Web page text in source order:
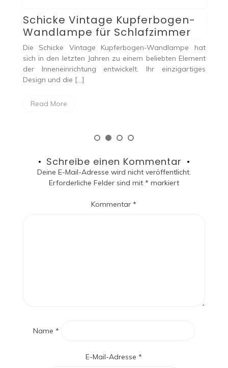
Wandlampe hat
beliebten Element
Ihr einzigartiges
Leitfaden für stilvolle
Beleuchtung
Die Beleuchtung stellt einen essentiellen
Innenarchitektur dar. Sie erfüllt nicht
Funktion der
Schreibe einen Kommentar
Deine E-Mail-Adresse wird nicht veröffentlicht.
Erforderliche Felder sind mit * markiert
Kommentar*
Name *
E-Mail-Adresse*